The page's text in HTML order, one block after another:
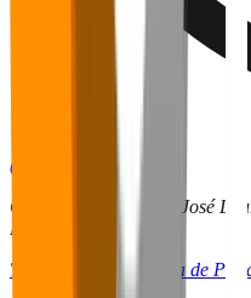
(32) 9 9136-6255
CRITT | UFJF – Rua José
Fora - MG
Termos de Uso
Política de